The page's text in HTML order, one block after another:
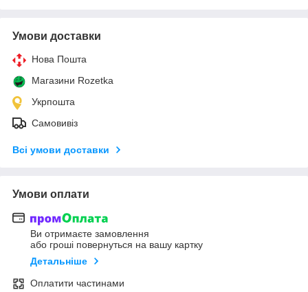
Умови доставки
Нова Пошта
Магазини Rozetka
Укрпошта
Самовивіз
Всі умови доставки
Умови оплати
Ви отримаєте замовлення
або гроші повернуться на вашу картку
Детальніше
Оплатити частинами